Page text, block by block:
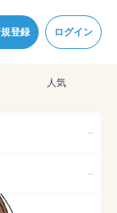
登録 ログイン
シーを改定しました。
ます
人気
--
--